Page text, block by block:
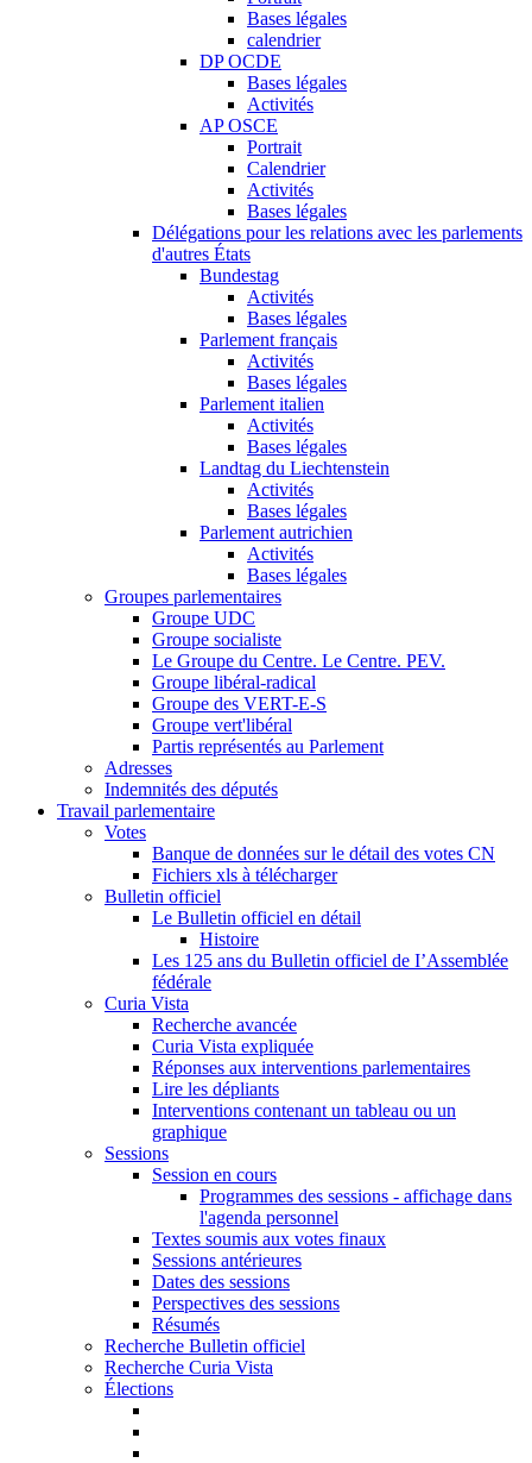
Bases légales
calendrier
DP OCDE
Bases légales
Activités
AP OSCE
Portrait
Calendrier
Activités
Bases légales
Délégations pour les relations avec les parlements
d'autres États
Bundestag
Activités
Bases légales
Parlement français
Activités
Bases légales
Parlement italien
Activités
Bases légales
Landtag du Liechtenstein
Activités
Bases légales
Parlement autrichien
Activités
Bases légales
Groupes parlementaires
Groupe UDC
Groupe socialiste
Le Groupe du Centre. Le Centre. PEV.
Groupe libéral-radical
Groupe des VERT-E-S
Groupe vert'libéral
Partis représentés au Parlement
Adresses
Indemnités des députés
Travail parlementaire
Votes
Banque de données sur le détail des votes CN
Fichiers xls à télécharger
Bulletin officiel
Le Bulletin officiel en détail
Histoire
Les 125 ans du Bulletin officiel de I’Assemblée
fédérale
Curia Vista
Recherche avancée
Curia Vista expliquée
Réponses aux interventions parlementaires
Lire les dépliants
Interventions contenant un tableau ou un
graphique
Sessions
Session en cours
Programmes des sessions - affichage dans
l'agenda personnel
Textes soumis aux votes finaux
Sessions antérieures
Dates des sessions
Perspectives des sessions
Résumés
Recherche Bulletin officiel
Recherche Curia Vista
Élections